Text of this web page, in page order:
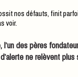
nos défauts, finit
voir.
l’un des pères
ne relèvent